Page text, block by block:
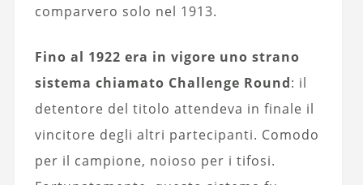
comparvero solo nel 1913.
Fino al 1922 era in vigore uno strano
sistema chiamato Challenge Round: il
detentore del titolo attendeva in finale il
vincitore degli altri partecipanti. Comodo
per il campione, noioso per i tifosi.